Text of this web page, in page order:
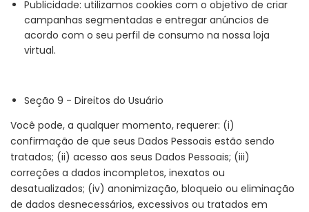
Publicidade: utilizamos cookies com o objetivo de criar
campanhas segmentadas e entregar anúncios de
acordo com o seu perfil de consumo na nossa loja
virtual.
Seção 9 - Direitos do Usuário
Você pode, a qualquer momento, requerer: (i)
confirmação de que seus Dados Pessoais estão sendo
tratados; (ii) acesso aos seus Dados Pessoais; (iii)
correções a dados incompletos, inexatos ou
desatualizados; (iv) anonimização, bloqueio ou eliminação
de dados desnecessários, excessivos ou tratados em